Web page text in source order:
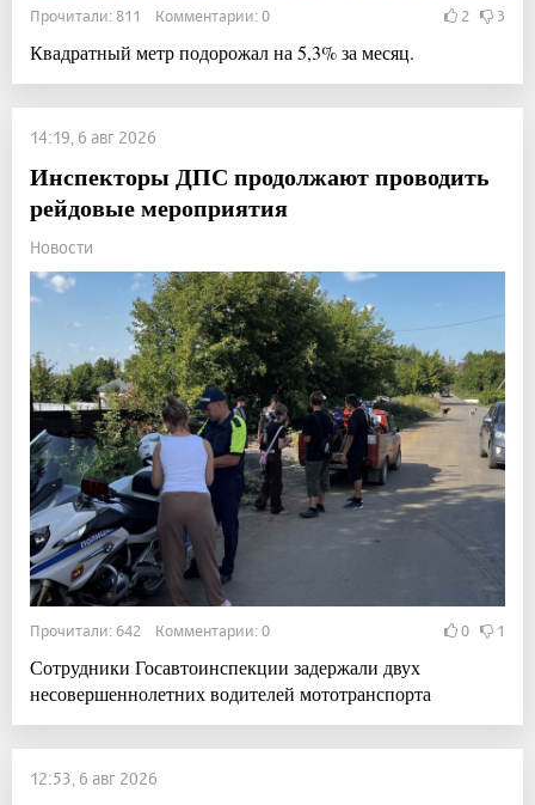
Прочитали: 811 Комментарии: 0 2 3
Квадратный метр подорожал на 5,3% за месяц.
14:19, 6 авг 2026
Инспекторы ДПС продолжают проводить
рейдовые мероприятия
Новости
Прочитали: 642 Комментарии: 0 0 1
Сотрудники Госавтоинспекции задержали двух
несовершеннолетних водителей мототранспорта
12:53, 6 авг 2026